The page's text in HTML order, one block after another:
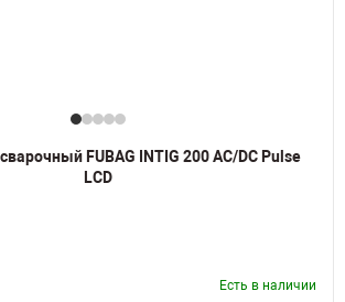
FUBAG INTIG 200 AC/DC Pulse
LCD
Есть в наличии